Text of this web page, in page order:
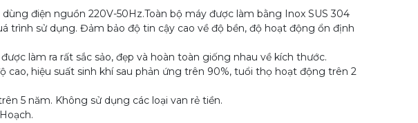
điện nguồn 220V-50Hz.Toàn bộ máy được làm bằng Inox SUS 304
trình sử dụng. Đảm bảo độ tin cậy cao về độ bền, độ hoạt động ổn định
làm ra rất sắc sảo, đẹp và hoàn toàn giống nhau về kích thước.
hiệu suất sinh khí sau phản ứng trên 90%, tuổi thọ hoạt động trên 2
5 năm. Không sử dụng các loại van rẻ tiền.